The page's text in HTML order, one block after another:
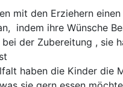
mit den Erziehern
indem ihre Wünsche
der Zubereitung , sie
haben die Kinder die